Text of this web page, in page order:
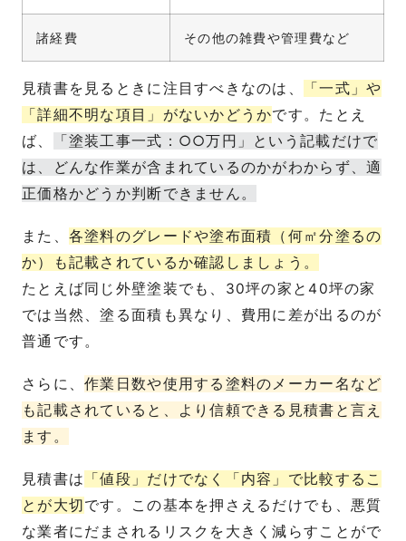
諸経費 その他の雑費や管理費など
見積書を見るときに注目すべきなのは、
「一式」や
「詳細不明な項目」がないかどうかです。たとえ
ば、
「塗装工事一式：○○万円」という記載だけで
は、どんな作業が含まれているのかがわからず、適
正価格かどうか判断できません。
また、 各塗料のグレードや塗布面積（何㎡分塗るの
か）も記載されているか確認しましょう。
たとえば同じ外壁塗装でも、30坪の家と40坪の家
では当然、塗る面積も異なり、費用に差が出るのが
普通です。
さらに、作業日数や使用する塗料のメーカー名など
も記載されていると、より信頼できる見積書と言え
ます。
見積書は 「値段」だけでなく「内容」で比較するこ
とが大切です。この基本を押さえるだけでも、悪質
な業者にだまされるリスクを大きく減らすことがで